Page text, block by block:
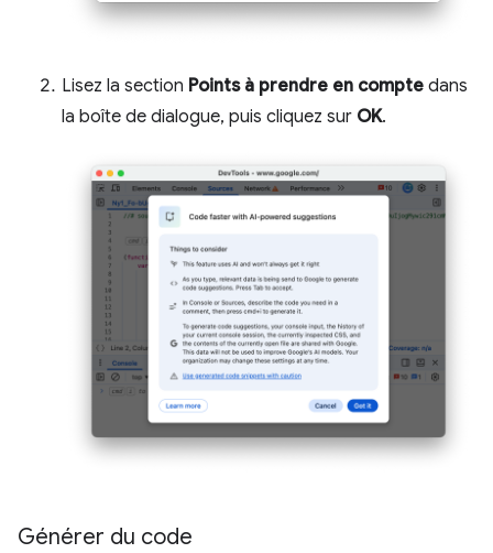
Lisez la section Points à prendre en compte dans
la boîte de dialogue, puis cliquez sur OK.
Générer du code